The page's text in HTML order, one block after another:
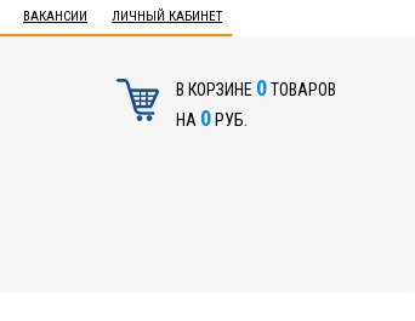
ВАКАНСИИ ЛИЧНЫЙ КАБИНЕТ
В КОРЗИНЕ 0ТОВАРОВ
НА 0РУБ.